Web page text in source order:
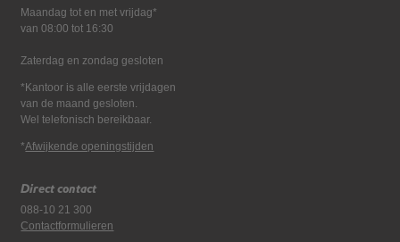
Maandag tot en met vrijdag*
van 08:00 tot 16:30
Zaterdag en zondag gesloten
*Kantoor is alle eerste vrijdagen
van de maand gesloten.
Wel telefonisch bereikbaar.
*Afwijkende openingstijden
Direct contact
088-10 21 300
Contactformulieren